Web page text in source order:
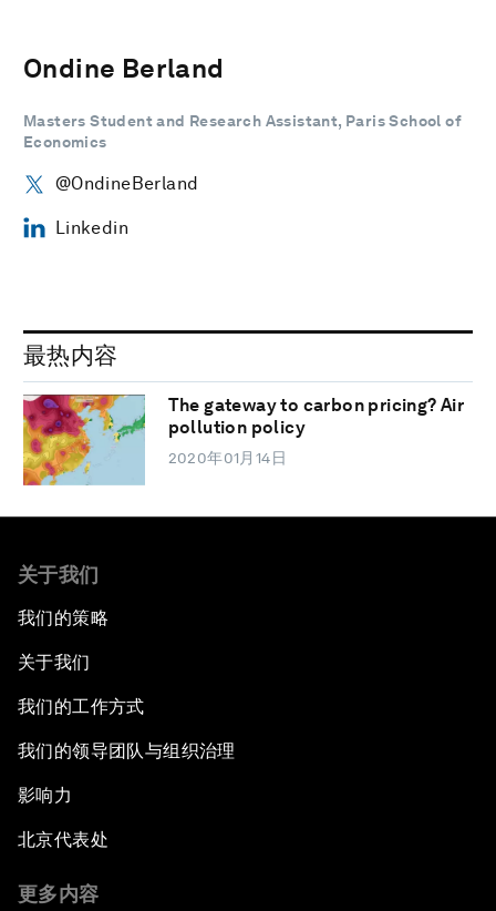
Ondine Berland
Masters Student and Research Assistant, Paris School of
Economics
@OndineBerland
Linkedin
最热内容
The gateway to carbon pricing? Air
pollution policy
2020年01月14日
关于我们
我们的策略
关于我们
我们的工作方式
我们的领导团队与组织治理
影响力
北京代表处
更多内容